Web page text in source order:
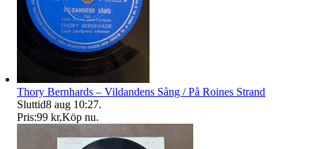
Thory Bernhards – Vildandens Sång / På Roines Strand
Sluttid8 aug 10:27.
Pris:99 kr,Köp nu.